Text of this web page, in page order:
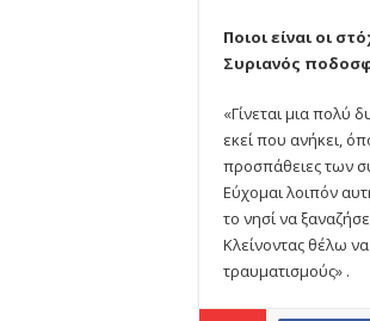
Ποιοι είναι οι
Συριανός
«Γίνεται μια πολύ
εκεί που ανήκει,
προσπάθειες των
Εύχομαι λοιπόν
το νησί να
Κλείνοντας θέλω
τραυματισμούς» .